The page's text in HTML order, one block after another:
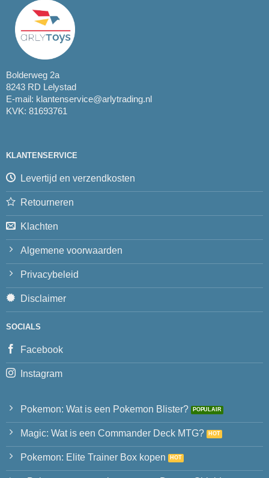
Bolderweg 2a
8243 RD Lelystad
E-mail: klantenservice@arlytrading.nl
KVK: 81693761
KLANTENSERVICE
Levertijd en verzendkosten
Retourneren
Klachten
Algemene voorwaarden
Privacybeleid
Disclaimer
SOCIALS
Facebook
Instagram
Pokemon: Wat is een Pokemon Blister?
Magic: Wat is een Commander Deck MTG?
Pokemon: Elite Trainer Box kopen